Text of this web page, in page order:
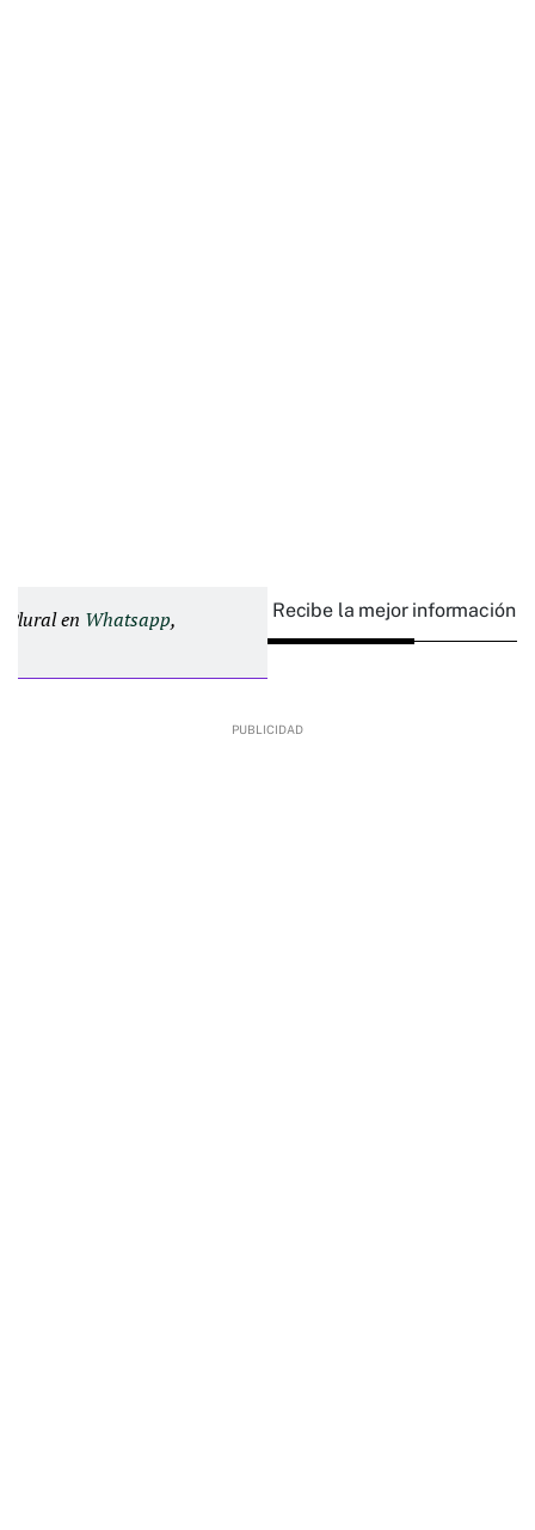
Plural en Whatsapp, Recibe la mejor información